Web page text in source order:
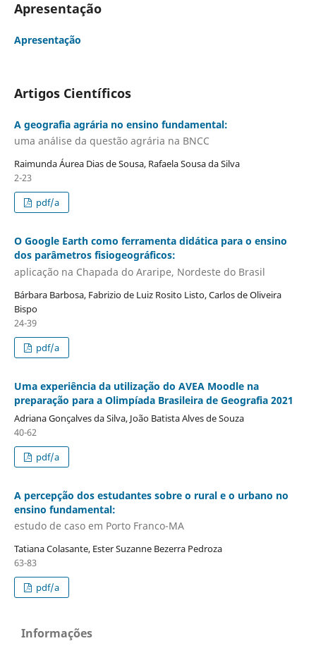
Apresentação
Apresentação
Artigos Científicos
A geografia agrária no ensino fundamental:
uma análise da questão agrária na BNCC
Raimunda Áurea Dias de Sousa, Rafaela Sousa da Silva
2-23
pdf/a
O Google Earth como ferramenta didática para o ensino
dos parâmetros fisiogeográficos:
aplicação na Chapada do Araripe, Nordeste do Brasil
Bárbara Barbosa, Fabrizio de Luiz Rosito Listo, Carlos de Oliveira
Bispo
24-39
pdf/a
Uma experiência da utilização do AVEA Moodle na
preparação para a Olimpíada Brasileira de Geografia 2021
Adriana Gonçalves da Silva, João Batista Alves de Souza
40-62
pdf/a
A percepção dos estudantes sobre o rural e o urbano no
ensino fundamental:
estudo de caso em Porto Franco-MA
Tatiana Colasante, Ester Suzanne Bezerra Pedroza
63-83
pdf/a
Informações